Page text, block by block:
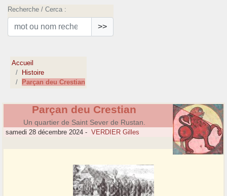
Recherche / Cerca :
>>
Accueil
Histoire
Parçan deu Crestian
Parçan deu Crestian
Un quartier de Saint Sever de Rustan.
samedi 28 décembre 2024 - VERDIER Gilles